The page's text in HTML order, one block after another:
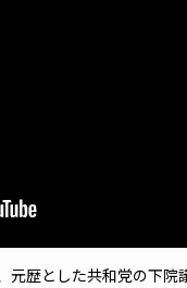
歴とした共和党の下院